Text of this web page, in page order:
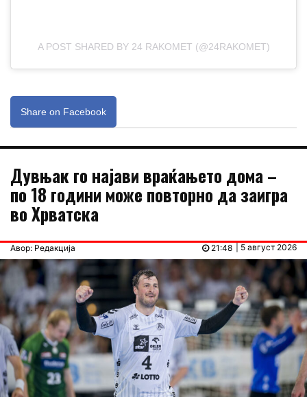
A POST SHARED BY 24 RAKOMET (@24RAKOMET)
Share on Facebook
Дувњак го најави враќањето дома –
по 18 години може повторно да заигра
во Хрватска
Авор: Редакција | 5 август 2026
21:48